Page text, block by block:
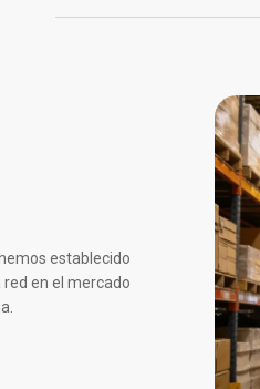
establecido
en el mercado